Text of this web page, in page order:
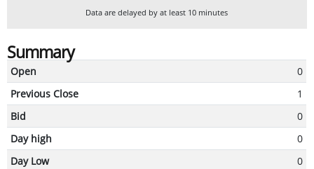
Data are delayed by at least 10 minutes
Summary
Open
0
Previous Close
1
Bid
0
Day high
0
Day Low
0